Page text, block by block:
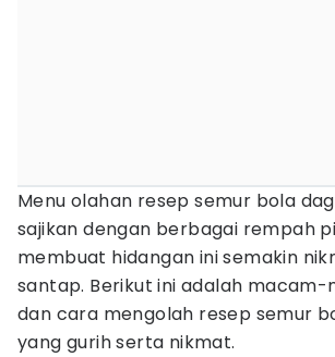
Menu olahan resep semur bola
sajikan dengan berbagai rempah
membuat hidangan ini semakin
santap. Berikut ini adalah
dan cara mengolah resep semur
yang gurih serta nikmat.